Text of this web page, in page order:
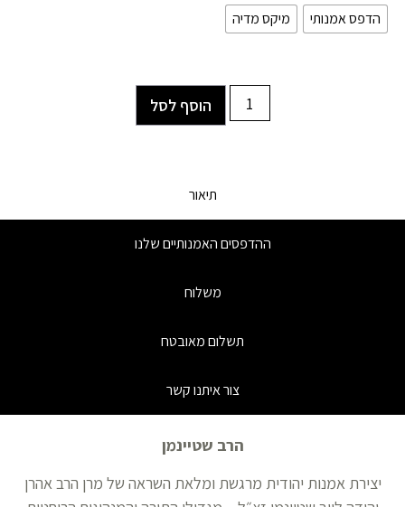
הדפס אמנותי מיקס מדיה
הוסף לסל
תיאור
ההדפסים האמנותיים שלנו
משלוח
תשלום מאובטח
צור איתנו קשר
הרב שטיינמן
יצירת אמנות יהודית מרגשת ומלאת השראה של מרן הרב אהרן